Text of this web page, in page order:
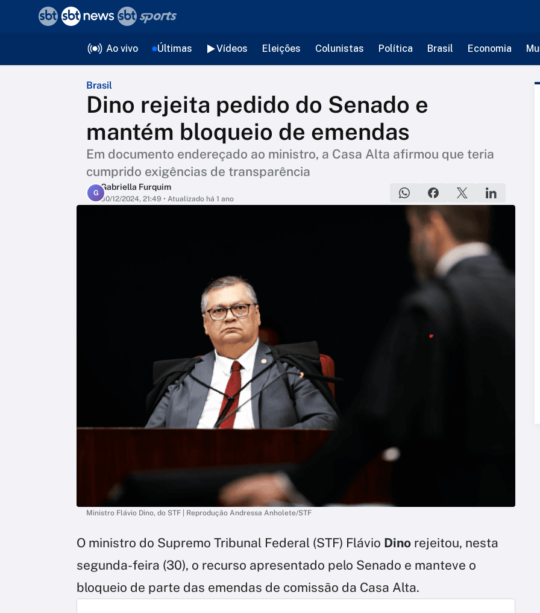
Ao vivo Últimas Vídeos Eleições Colunistas Política Brasil Economia
Brasil
Dino rejeita pedido do Senado e
mantém bloqueio de emendas
Em documento endereçado ao ministro, a Casa Alta afirmou que teria
cumprido exigências de transparência
G
Gabriella Furquim
30/12/2024, 21:49 • Atualizado há 1 ano
Ministro Flávio Dino, do STF | Reprodução Andressa Anholete/STF
O ministro do Supremo Tribunal Federal (STF) Flávio Dino rejeitou, nesta
segunda-feira (30), o recurso apresentado pelo Senado e manteve o
bloqueio de parte das emendas de comissão da Casa Alta.
voltar
Editorias